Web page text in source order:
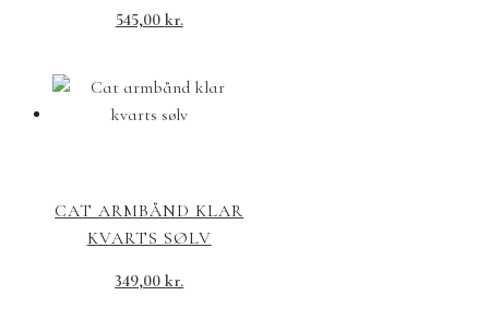
545,00 kr.
CAT ARMBÅND KLAR
KVARTS SØLV
349,00kr.